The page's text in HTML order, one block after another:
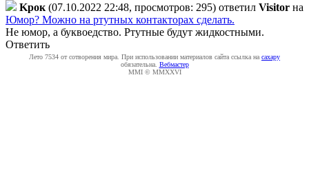
Kpoк (07.10.2022 22:48, просмотров: 295) ответил Visitor на
Юмор? Можно на ртутных контакторах сделать.
Не юмор, а буквоедство. Ртутные будут жидкостными.
Ответить
Лето 7534 от сотворения мира. При использовании материалов сайта ссылка на caxapу
обязательна. Вебмастер
MMI © MMXXVI